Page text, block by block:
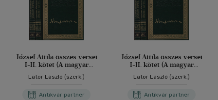
József Attila összes versei
I-II. kötet (A magyar
költészet kincsestára 53-
54.)
Lator László (szerk.)
Antikvár partner
József Attila összes versei
I-II. kötet (A magyar
költészet kincsestára 53-
54.)
Lator László (szerk.)
Antikvár partner